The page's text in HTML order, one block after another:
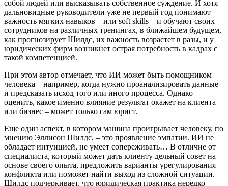
собой людей или высказывать собственное суждение. И хотя
дальновидные руководители уже не первый год понимают
важность мягких навыков – или soft skills – и обучают своих
сотрудников на различных тренингах, в ближайшем будущем,
как прогнозирует Шилдс, их важность возрастет в разы, и у
юридических фирм возникнет острая потребность в кадрах с
такой компетенцией.
При этом автор отмечает, что ИИ может быть помощником
человека – например, когда нужно проанализировать данные
и предсказать исход того или иного процесса. Однако
оценить, какое именно влияние результат окажет на клиента
или бизнес – может только сам юрист.
Еще один аспект, в котором машина проигрывает человеку, по
мнению Эллисон Шилдс, – это проявление эмпатии. ИИ не
обладает интуицией, не умеет сопереживать… В отличие от
специалиста, который может дать клиенту дельный совет на
основе своего опыта, предложить варианты урегулирования
конфликта или поможет найти выход из сложной ситуации.
Шилдс подчеркивает, что юридическая практика нередко